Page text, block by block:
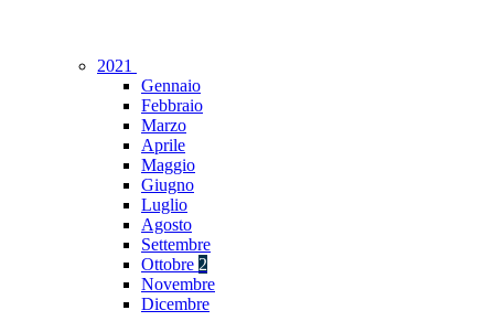
2021
Gennaio
Febbraio
Marzo
Aprile
Maggio
Giugno
Luglio
Agosto
Settembre
Ottobre 2
Novembre
Dicembre